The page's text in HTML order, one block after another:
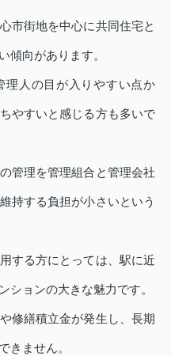
市街地を中心に共同住宅と
傾向があります。
理人の目が入りやすい点か
やすいと感じる方も多いで
管理を管理組合と管理会社
持する負担が小さいという
する方にとっては、駅に近
ションの大きな魅力です。
修繕積立金が発生し、長期
きません。